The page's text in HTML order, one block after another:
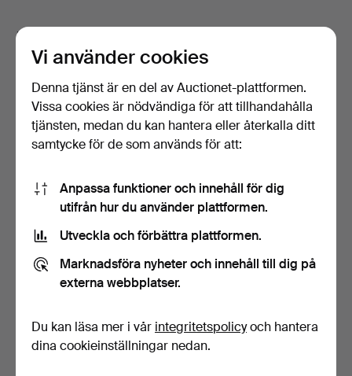
Här är föremål från vårt arkiv som
matchar din sökning
Visa alla föremål
OLE WANSCHER.
“Rungstedlund”,
743 USD
OLE WANSCHER.
”Rungstedlund”, matsal
726 USD
Vi använder cookies
Denna tjänst är en del av Auctionet-plattformen.
Vissa cookies är nödvändiga för att tillhandahålla
tjänsten, medan du kan hantera eller återkalla ditt
samtycke för de som används för att:
Anpassa funktioner och innehåll för dig
utifrån hur du använder plattformen.
Utveckla och förbättra plattformen.
Marknadsföra nyheter och innehåll till dig på
externa webbplatser.
Du kan läsa mer i vår integritetspolicyoch hantera
dina cookieinställningar nedan.